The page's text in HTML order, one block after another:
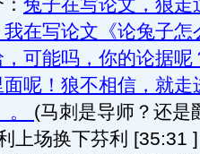
兔子在写论文，狼走
在写论文《论兔子怎
可能吗，你的论据呢
呢！狼不相信，就走
。 (马刺是导师？还是
上场换下芬利 [35:31 ]